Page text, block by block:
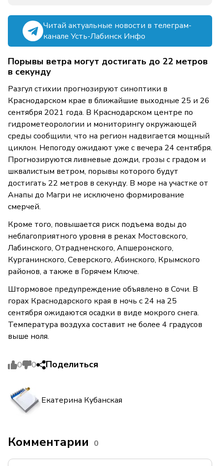
Читай актуальные новости в телеграм-
канале Усть-Лабинск Инфо
Порывы ветра могут достигать до 22 метров
в секунду
Разгул стихии прогнозируют синоптики в
Краснодарском крае в ближайшие выходные 25 и 26
сентября 2021 года. В Краснодарском центре по
гидрометеорологии и мониторингу окружающей
среды сообщили, что на регион надвигается мощный
циклон. Непогоду ожидают уже с вечера 24 сентября.
Прогнозируются ливневые дожди, грозы с градом и
шквалистым ветром, порывы которого будут
достигать 22 метров в секунду. В море на участке от
Анапы до Магри не исключено формирование
смерчей.
Кроме того, повышается риск подъема воды до
неблагоприятного уровня в реках Мостовского,
Лабинского, Отрадненского, Апшеронского,
Курганинского, Северского, Абинского, Крымского
районов, а также в Горячем Ключе.
Штормовое предупреждение объявлено в Сочи. В
горах Краснодарского края в ночь с 24 на 25
сентября ожидаются осадки в виде мокрого снега.
Температура воздуха составит не более 4 градусов
выше ноля.
0 0 Поделиться
Екатерина Кубанская
Комментарии 0